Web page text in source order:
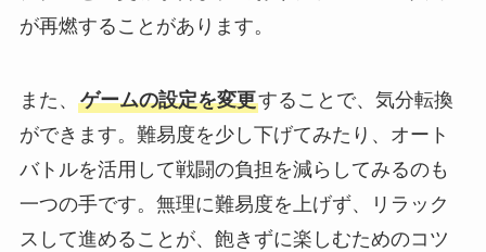
が再燃することがあります。
また、 ゲームの設定を変更することで、気分転換
ができます。難易度を少し下げてみたり、オート
バトルを活用して戦闘の負担を減らしてみるのも
一つの手です。無理に難易度を上げず、リラック
スして進めることが、飽きずに楽しむためのコツ